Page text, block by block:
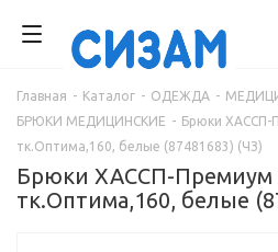
Главная - Каталог - ОДЕЖДА -
БРЮКИ МЕДИЦИНСКИЕ - Брюки ХАССП-
тк.Оптима,160, белые (87481683) (ЧЗ)
Брюки ХАССП-Премиум
тк.Оптима,160, белые